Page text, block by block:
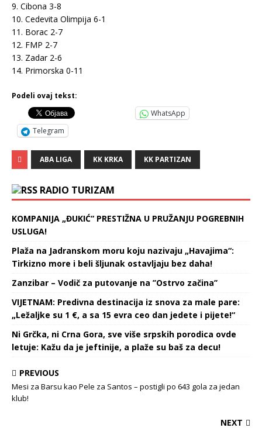
9. Cibona 3-8
10. Cedevita Olimpija 6-1
11. Borac 2-7
12. FMP 2-7
13. Zadar 2-6
14. Primorska 0-11
Podeli ovaj tekst:
WhatsApp
Telegram
ABA LIGA KK KRKA KK PARTIZAN
RADIO TURIZAM
KOMPANIJA „ĐUKIĆ“ PRESTIŽNA U PRUŽANJU POGREBNIH
USLUGA!
Plaža na Jadranskom moru koju nazivaju „Havajima“:
Tirkizno more i beli šljunak ostavljaju bez daha!
Zanzibar – Vodič za putovanje na ’’Ostrvo začina’’
VIJETNAM: Predivna destinacija iz snova za male pare:
„Ležaljke su 1 €, a sa 15 evra ceo dan jedete i pijete!“
Ni Grčka, ni Crna Gora, sve više srpskih porodica ovde
letuje: Kažu da je jeftinije, a plaže su baš za decu!
PREVIOUS
Mesi za Barsu kao Pele za Santos – postigli po 643 gola za jedan
klub!
NEXT